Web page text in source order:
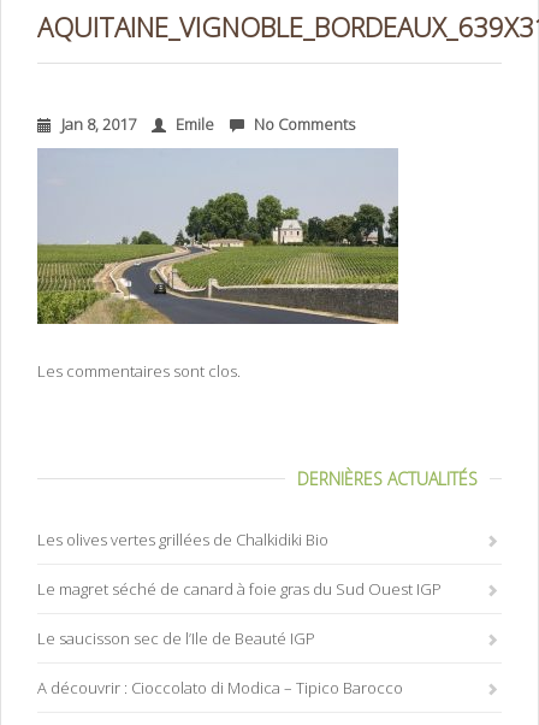
Jan 8, 2017 Emile No Comments
Les commentaires sont clos.
DERNIÈRES ACTUALITÉS
Les olives vertes grillées de Chalkidiki Bio
Le magret séché de canard à foie gras du Sud Ouest IGP
Le saucisson sec de l’Ile de Beauté IGP
A découvrir : Cioccolato di Modica – Tipico Barocco